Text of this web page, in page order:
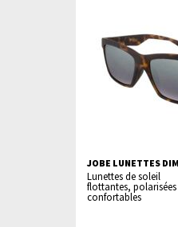
JOBE LUNETTES
Lunettes de soleil
flottantes,
confortables